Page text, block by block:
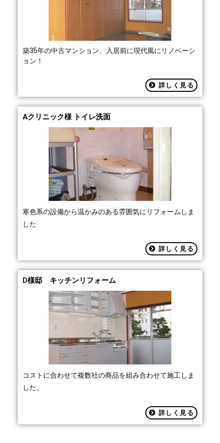
築35年の中古マンション、入居前に現代風にリノベーシ
ョン！
詳しく見る
Aクリニック様 トイレ洗面
寒色系の設備から温かみのある雰囲気にリフォームしま
した
詳しく見る
D様邸 キッチンリフォーム
コストに合わせて複数社の商品を組み合わせて施工しま
した。
詳しく見る